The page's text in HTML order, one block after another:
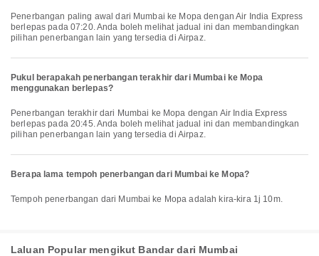
Penerbangan paling awal dari Mumbai ke Mopa dengan Air India Express
berlepas pada 07:20. Anda boleh melihat jadual ini dan membandingkan
pilihan penerbangan lain yang tersedia di Airpaz.
Pukul berapakah penerbangan terakhir dari Mumbai ke Mopa
menggunakan berlepas?
Penerbangan terakhir dari Mumbai ke Mopa dengan Air India Express
berlepas pada 20:45. Anda boleh melihat jadual ini dan membandingkan
pilihan penerbangan lain yang tersedia di Airpaz.
Berapa lama tempoh penerbangan dari Mumbai ke Mopa?
Tempoh penerbangan dari Mumbai ke Mopa adalah kira-kira 1j 10m.
Laluan Popular mengikut Bandar dari Mumbai